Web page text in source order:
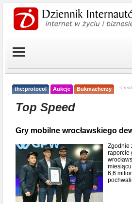
the:protocol Aukcje Bukmacherzy <
Top Speed
Gry mobilne wrocławskiego
Zgodnie
raporcie
6,6